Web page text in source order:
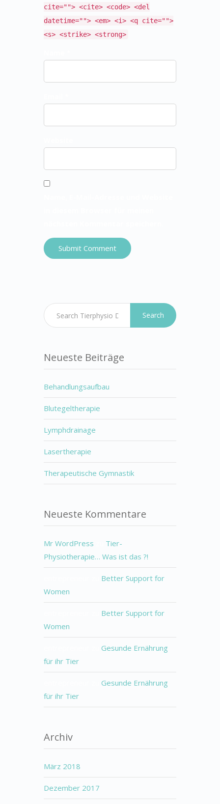
cite=""> <cite> <code> <del
datetime=""> <em> <i> <q cite="">
<s> <strike> <strong>
Search
Neueste Beiträge
Behandlungsaufbau
Blutegeltherapie
Lymphdrainage
Lasertherapie
Therapeutische Gymnastik
Neueste Kommentare
Mr WordPress
Tier-
Physiotherapie… Was ist das ?!
Better Support for
Women
Better Support for
Women
Gesunde Ernährung
für ihr Tier
Gesunde Ernährung
für ihr Tier
Archiv
März 2018
Dezember 2017